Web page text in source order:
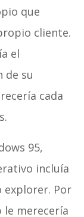
que
cliente.
el
de su
cada
95,
incluía
explorer. Por
le merecería